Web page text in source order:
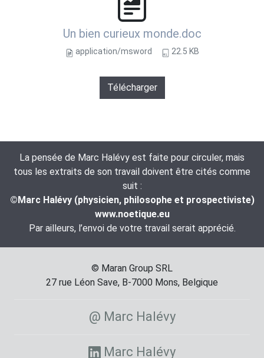
Un bien curieux monde.doc
application/msword 22.5 KB
Télécharger
La pensée de Marc Halévy est faite pour circuler, mais
tous les extraits de son travail doivent être cités comme
suit :
©Marc Halévy (physicien, philosophe et prospectiviste)
www.noetique.eu
Par ailleurs, l’envoi de votre travail serait apprécié.
© Maran Group SRL
27 rue Léon Save, B-7000 Mons, Belgique
@ Marc Halévy
Marc Halévy